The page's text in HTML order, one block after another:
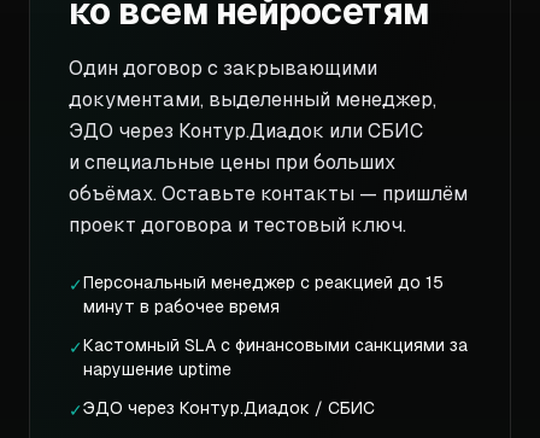
ко всем нейросетям
Один договор с закрывающими
документами, выделенный менеджер,
ЭДО через Контур.Диадок или СБИС
и специальные цены при больших
объёмах. Оставьте контакты — пришлём
проект договора и тестовый ключ.
✓Персональный менеджер с реакцией до 15
минут в рабочее время
✓Кастомный SLA с финансовыми санкциями за
нарушение uptime
✓ЭДО через Контур.Диадок / СБИС